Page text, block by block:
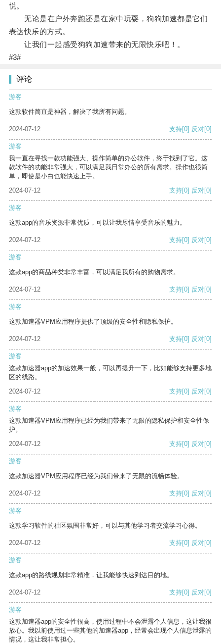
悦。
无论是在户外奔跑还是在家中玩耍，狗狗加速都是它们
表达快乐的方式。
让我们一起感受狗狗加速带来的无限快乐吧！。
#3#
评论
游客
这款软件简直是神器，解决了我所有问题。
2024-07-12 支持[0] 反对[0]
游客
我一直在寻找一款功能强大、操作简单的办公软件，终于找到了它。这
款软件的功能非常强大，可以满足我日常办公的所有需求。操作也很简
单，即使是小白也能快速上手。
2024-07-12
支持[0] 反对[0]
游客
这款app的音乐资源非常优质，可以让我尽情享受音乐的魅力。
2024-07-12 支持[0] 反对[0]
游客
这款app的商品种类非常丰富，可以满足我所有的购物需求。
2024-07-12 支持[0] 反对[0]
游客
这款加速器VPM应用程序提供了顶级的安全性和隐私保护。
2024-07-12 支持[0] 反对[0]
游客
这款加速器app的加速效果一般，可以再提升一下，比如能够支持更多地
区的线路。
2024-07-12
支持[0] 反对[0]
游客
这款加速器VPM应用程序已经为我们带来了无限的隐私保护和安全性保
护。
2024-07-12
支持[0] 反对[0]
游客
这款加速器VPM应用程序已经为我们带来了无限的流畅体验。
2024-07-12 支持[0] 反对[0]
游客
这款学习软件的社区氛围非常好，可以与其他学习者交流学习心得。
2024-07-12 支持[0] 反对[0]
游客
这款app的路线规划非常精准，让我能够快速到达目的地。
2024-07-12 支持[0] 反对[0]
游客
这款加速器app的安全性很高，使用过程中不会泄露个人信息，这让我很
放心。我以前使用过一些其他的加速器app，经常会出现个人信息泄露的
情况，这让我非常担心。